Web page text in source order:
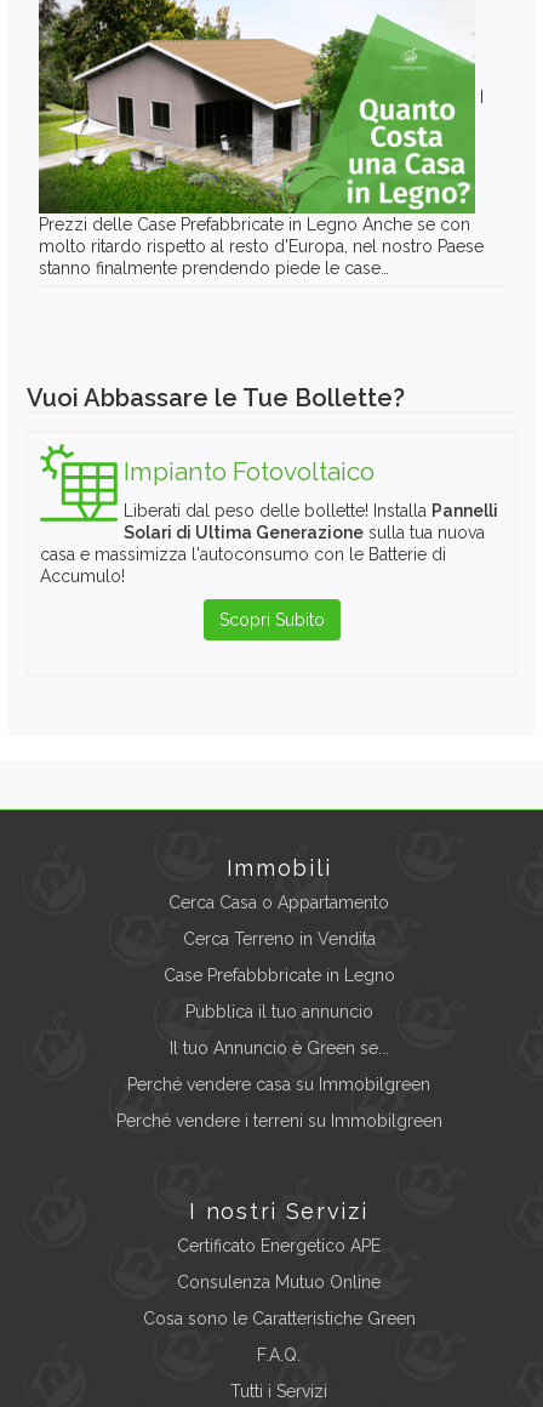
Prezzi delle Case Prefabbricate in Legno Anche se con
molto ritardo rispetto al resto d'Europa, nel nostro Paese
stanno finalmente prendendo piede le case…
Vuoi Abbassare le Tue Bollette?
Impianto Fotovoltaico
Liberati dal peso delle bollette! Installa Pannelli
Solari di Ultima Generazione sulla tua nuova
casa e massimizza l'autoconsumo con le Batterie di
Accumulo!
Scopri Subito
Immobili
Cerca Casa o Appartamento
Cerca Terreno in Vendita
Case Prefabbbricate in Legno
Pubblica il tuo annuncio
Il tuo Annuncio è Green se...
Perché vendere casa su Immobilgreen
Perché vendere i terreni su Immobilgreen
I nostri Servizi
Certificato Energetico APE
Consulenza Mutuo Online
Cosa sono le Caratteristiche Green
F.A.Q.
Tutti i Servizi